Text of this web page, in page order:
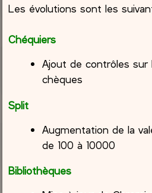
Les évolutions sont les
Chéquiers
Ajout de contrôles sur
chèques
Split
Augmentation de la
de 100 à 10000
Bibliothèques